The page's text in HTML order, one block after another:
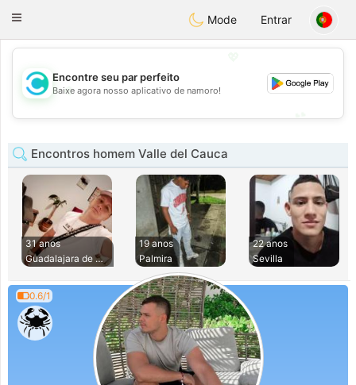
olombiaCitas
Toggle
Mode Entrar
💖
💕
Encontre seu par perfeito
Baixe agora nosso aplicativo de namoro!
Encontros homem Valle del Cauca
31 anos
Guadalajara de Bug
19 anos
Palmira
22 anos
Sevilla
0.6/1